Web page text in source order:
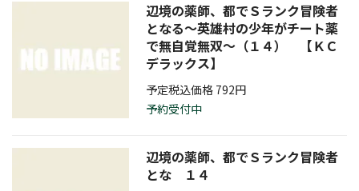
辺境の薬師、都でＳランク冒険者
となる～英雄村の少年がチート薬
で無自覚無双～（１４） 【ＫＣ
デラックス】
予定税込価格 792円
予約受付中
辺境の薬師、都でＳランク冒険者
とな １４